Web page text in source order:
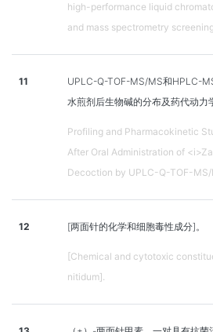
high-performance liquid
and mass spectrometry
11
UPLC-Q-TOF-MS/MS和HPLC-
水煎剂后生物碱的分布及药代动力
Profiling and Pharmacokinetic
After Oral Administration of
Decoction by UPLC-Q-TOF-
12 [两面针的化学和细胞毒性成分]。
[Chemical and cytotoxic
nitidum].